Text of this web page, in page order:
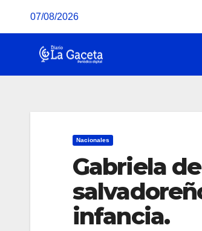
07/08/2026
Nacionales
Gabriela
infancia.